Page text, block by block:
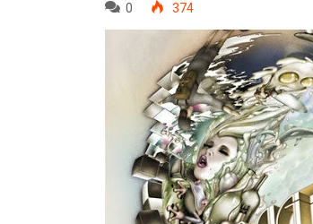
0 374